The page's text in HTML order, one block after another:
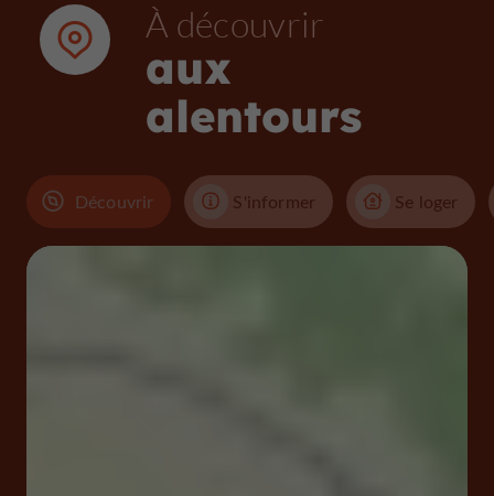
À découvrir
aux
alentours
Découvrir S'informer Se loger